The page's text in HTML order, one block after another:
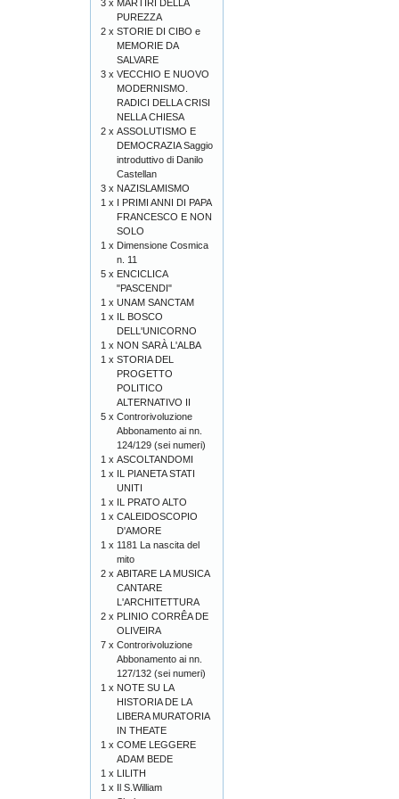
3 x MARTIRI DELLA
PUREZZA
2 x STORIE DI CIBO e
MEMORIE DA
SALVARE
3 x VECCHIO E NUOVO
MODERNISMO.
RADICI DELLA CRISI
NELLA CHIESA
2 x ASSOLUTISMO E
DEMOCRAZIA Saggio
introduttivo di Danilo
Castellan
3 x NAZISLAMISMO
1 x I PRIMI ANNI DI PAPA
FRANCESCO E NON
SOLO
1 x Dimensione Cosmica
n. 11
5 x ENCICLICA
"PASCENDI"
1 x UNAM SANCTAM
1 x IL BOSCO
DELL'UNICORNO
1 x NON SARÀ L'ALBA
1 x STORIA DEL
PROGETTO
POLITICO
ALTERNATIVO II
5 x Controrivoluzione
Abbonamento ai nn.
124/129 (sei numeri)
1 x ASCOLTANDOMI
1 x IL PIANETA STATI
UNITI
1 x IL PRATO ALTO
1 x CALEIDOSCOPIO
D'AMORE
1 x 1181 La nascita del
mito
2 x ABITARE LA MUSICA
CANTARE
L'ARCHITETTURA
2 x PLINIO CORRÊA DE
OLIVEIRA
7 x Controrivoluzione
Abbonamento ai nn.
127/132 (sei numeri)
1 x NOTE SU LA
HISTORIA DE LA
LIBERA MURATORIA
IN THEATE
1 x COME LEGGERE
ADAM BEDE
1 x LILITH
1 x Il S.William